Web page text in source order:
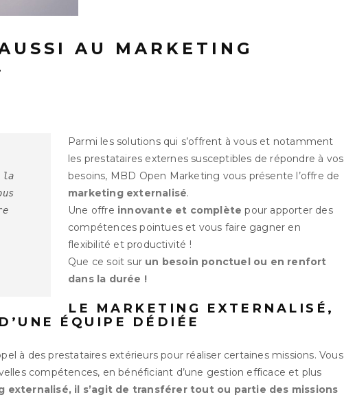
AU MARKETING
la
Parmi les solutions qui s’offrent à vous et notamment
les prestataires externes susceptibles de répondre à vos
besoins, MBD Open Marketing vous présente l’offre de
marketing externalisé.
Une offre innovante et complète pour apporter des
compétences pointues et vous faire gagner en
flexibilité et productivité !
Que ce soit sur un besoin ponctuel ou en renfort
dans la durée !
LE MARKETING EXTERNALISÉ,
ÉQUIPE DÉDIÉE
à des prestataires extérieurs pour réaliser certaines missions. Vous
compétences, en bénéficiant d’une gestion efficace et plus
externalisé, il s’agit de transférer tout ou partie des missions